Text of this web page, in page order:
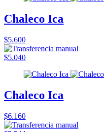
Chaleco Ica
$5.600
$5.040
Chaleco Ica
$6.160